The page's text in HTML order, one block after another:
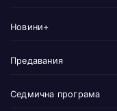
Новини+
Предавания
Седмична програма